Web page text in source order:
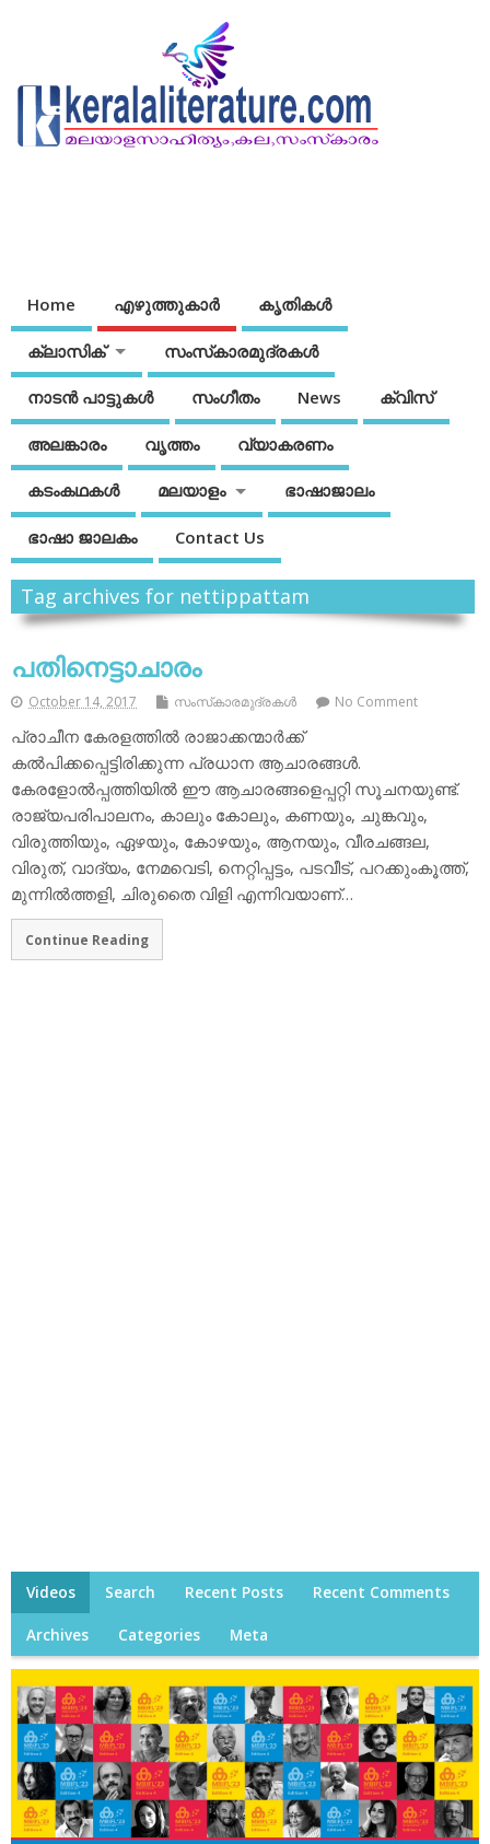
Home എഴുത്തുകാര്‍ കൃതികൾ
ക്ലാസിക് സംസ്‌കാരമുദ്രകള്‍
നാടന്‍ പാട്ടുകള്‍ സംഗീതം News ക്വിസ്
അലങ്കാരം വൃത്തം വ്യാകരണം
കടംകഥകള്‍ മലയാളം ഭാഷാജാലം
ഭാഷാ ജാലകം Contact Us
Tag archives for nettippattam
പതിനെട്ടാചാരം
October 14, 2017 സംസ്‌കാരമുദ്രകള്‍ No Comment
പ്രാചീന കേരളത്തില്‍ രാജാക്കന്മാര്‍ക്ക്
കല്‍പിക്കപ്പെട്ടിരിക്കുന്ന പ്രധാന ആചാരങ്ങള്‍.
കേരളോല്‍പ്പത്തിയില്‍ ഈ ആചാരങ്ങളെപ്പറ്റി സൂചനയുണ്ട്.
രാജ്യപരിപാലനം, കാലും കോലും, കണയും, ചുങ്കവും,
വിരുത്തിയും, ഏഴയും, കോഴയും, ആനയും, വീരചങ്ങല,
വിരുത്, വാദ്യം, നേമവെടി, നെറ്റിപ്പട്ടം, പടവീട്, പറക്കുംകൂത്ത്,
മുന്നില്‍ത്തളി, ചിരുതൈ വിളി എന്നിവയാണ്…
Continue Reading
Videos Search Recent Posts Recent Comments
Archives Categories Meta